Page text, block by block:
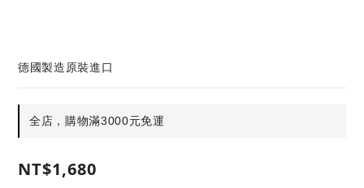
德國製造原裝進口
全店，購物滿3000元免運
NT$1,680